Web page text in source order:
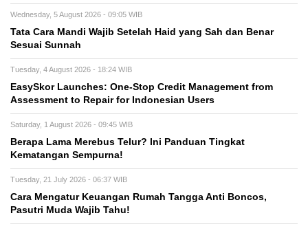
Wednesday, 5 August 2026 - 09:05 WIB
Tata Cara Mandi Wajib Setelah Haid yang Sah dan Benar
Sesuai Sunnah
Tuesday, 4 August 2026 - 18:24 WIB
EasySkor Launches: One-Stop Credit Management from
Assessment to Repair for Indonesian Users
Saturday, 1 August 2026 - 09:45 WIB
Berapa Lama Merebus Telur? Ini Panduan Tingkat
Kematangan Sempurna!
Tuesday, 21 July 2026 - 06:37 WIB
Cara Mengatur Keuangan Rumah Tangga Anti Boncos,
Pasutri Muda Wajib Tahu!